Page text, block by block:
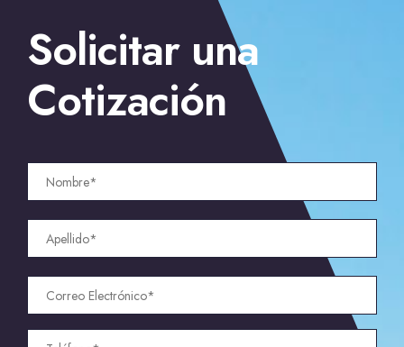
Empresa de guardias seguridad en Fresno para
comercios → Guardias de Seguridad en Huntington Beach
Solicitar una
Cotización